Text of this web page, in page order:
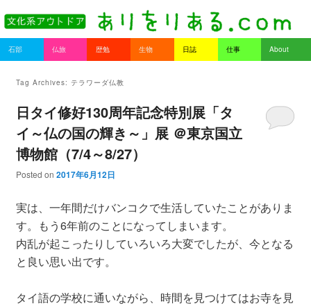
Main menu
Skip to primary content
Skip to secondary content
石部 仏旅 歴勉 生物 日誌 仕事 About
Tag Archives: テラワーダ仏教
日タイ修好130周年記念特別展「タ
イ～仏の国の輝き～」展 ＠東京国立
博物館（7/4～8/27）
Posted on 2017年6月12日
実は、一年間だけバンコクで生活していたことがありま
す。もう6年前のことになってしまいます。
内乱が起こったりしていろいろ大変でしたが、今となる
と良い思い出です。
タイ語の学校に通いながら、時間を見つけてはお寺を見